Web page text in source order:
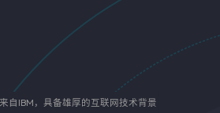
自IBM，具备雄厚的互联网技术背景